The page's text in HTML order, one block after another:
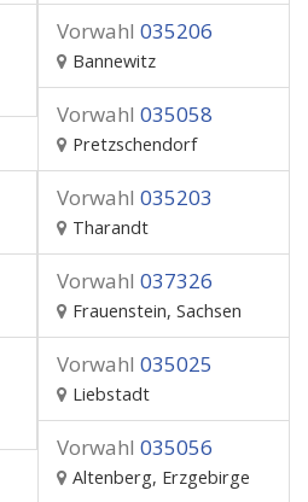
Vorwahl 035206
Bannewitz
Vorwahl 035058
Pretzschendorf
Vorwahl 035203
Tharandt
Vorwahl 037326
Frauenstein, Sachsen
Vorwahl 035025
Liebstadt
Vorwahl 035056
Altenberg, Erzgebirge